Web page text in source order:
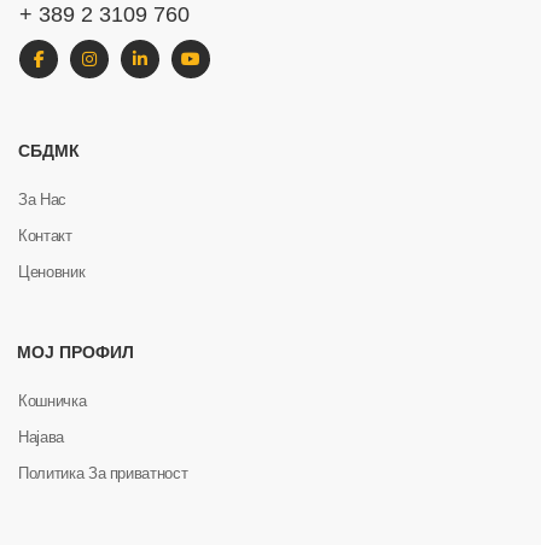
+ 389 2 3109 760
СБДМК
За Нас
Контакт
Ценовник
МОЈ ПРОФИЛ
Кошничка
Најава
Политика За приватност